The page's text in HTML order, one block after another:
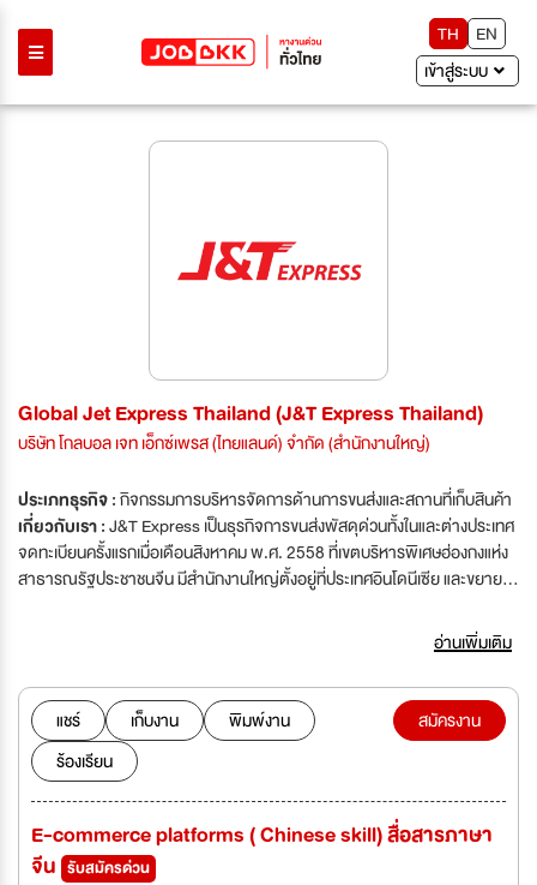
TH
EN
เข้าสู่ระบบ
Global Jet Express Thailand (J&T Express Thailand)
บริษัท โกลบอล เจท เอ็กซ์เพรส (ไทยแลนด์) จำกัด (สำนักงานใหญ่)
ประเภทธุรกิจ :กิจกรรมการบริหารจัดการด้านการขนส่งและสถานที่เก็บสินค้า
เกี่ยวกับเรา :J&T Express เป็นธุรกิจการขนส่งพัสดุด่วนทั้งในและต่างประเทศ
จดทะเบียนครั้งแรกเมื่อเดือนสิงหาคม พ.ศ. 2558 ที่เขตบริหารพิเศษฮ่องกงแห่ง
สาธารณรัฐประชาชนจีน มีสำนักงานใหญ่ตั้งอยู่ที่ประเทศอินโดนีเซีย และขยาย
กิจการให้ครอบคลุมไปที่ประเทศลาว พม่า และกัมพูชา J&T Express ใช้สโลแกน
เป็นหลักในการดำเนินกิจการว่า “Express Your Online Business” เพื่อ
อำนวยความสะดวกให้กับผู้ประกอบธุรกิจออนไลน์ ให้ได้รับบริการที่รวดเร็วและมี
ประสิทธิภาพ ขับเคลื่อนให้คู่ค้าของบริษัทสามารถเติบโตอย่างมั่นคงและแข็งแกร่ง
พร้อมทั้งยึดมั่นในหน้าที่ แบ่งปัน บริการ ความรับผิดชอบและทิศทางของผลลัพธ์
เป็นหลักสำคัญในการทำงาน โดยมุ่งเน้นเป็นธุรกิจขนส่งพัสดุด่วนที่ดีที่สุดใน
เอเชียตะวันออกเฉียงใต้ ตลอดระยะเวลากว่า 3 ปีที่ประกอบกิจการ J&T
Express ได้รับรางวัลชนะเลิศ TOP BRAND AWARD ในปี 2561 และเป็นบริษัท
ขนส่งพัสดุด่วนที่ใหญ่เป็นอันดับสองในประเทศอินโดนีเซีย
อ่านเพิ่มเติม
แชร์ เก็บงาน
พิมพ์งาน
ร้องเรียน
สมัครงาน
E-commerce platforms ( Chinese skill) สื่อสารภาษา
จีน รับสมัครด่วน